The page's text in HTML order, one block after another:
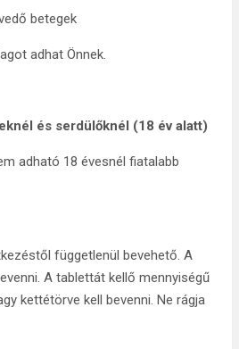
betegek
adhat Önnek.
és serdülőknél (18 év alatt)
adható 18 évesnél fiatalabb
függetlenül bevehető. A
A tablettát kellő mennyiségű
kettétörve kell bevenni. Ne rágja